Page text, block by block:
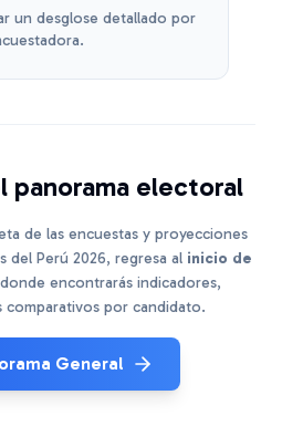
un desglose detallado por
panorama electoral
de las encuestas y proyecciones
del Perú 2026, regresa al inicio de
donde encontrarás indicadores,
comparativos por candidato.
General